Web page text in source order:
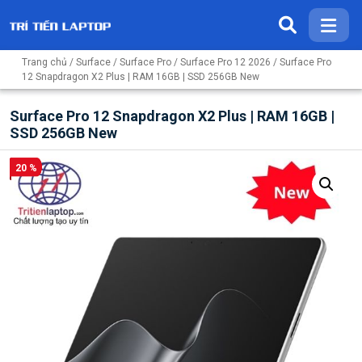
Trang chủ / Surface / Surface Pro / Surface Pro 12 2026 / Surface Pro
12 Snapdragon X2 Plus | RAM 16GB | SSD 256GB New
Surface Pro 12 Snapdragon X2 Plus | RAM 16GB |
SSD 256GB New
20 %